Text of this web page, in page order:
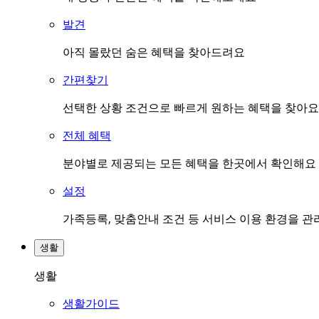
발견
아직 몰랐던 숨은 혜택을 찾아드려요
간편찾기
선택한 상황 조건으로 빠르게 원하는 혜택을 찾아요
전체 혜택
분야별로 제공되는 모든 혜택을 한곳에서 확인해요
설정
가족등록, 맞춤안내 조건 등 서비스 이용 환경을 관
생활
생활
생활가이드